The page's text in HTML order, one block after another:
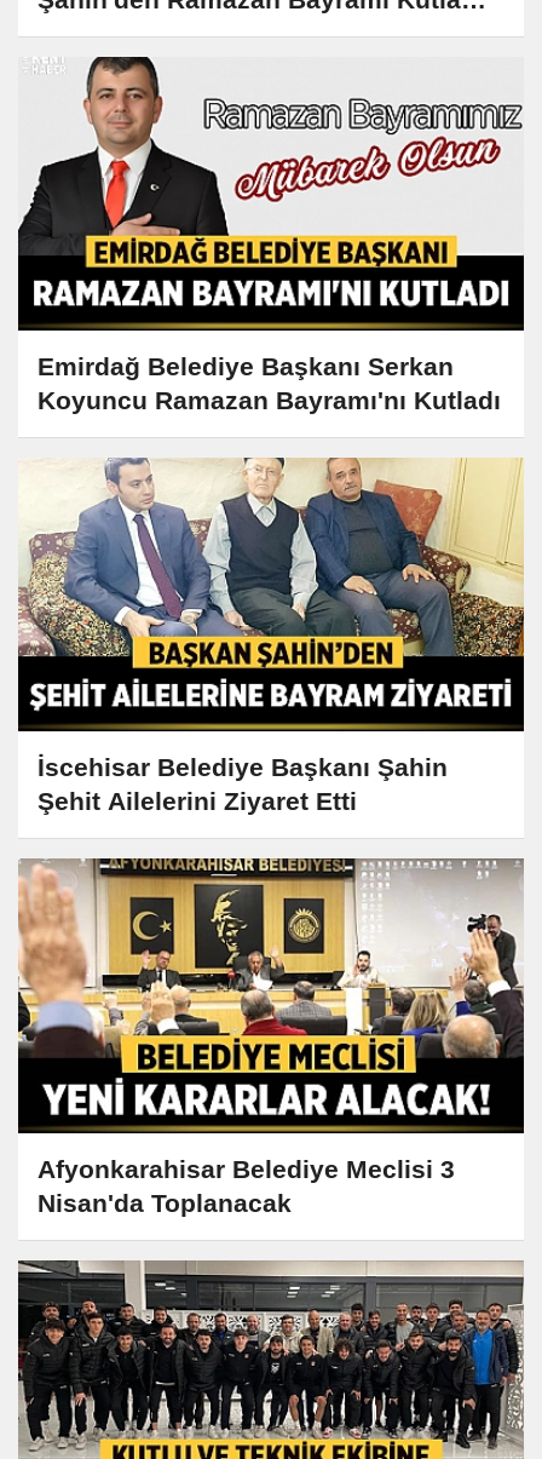
Mesajı
Emirdağ Belediye Başkanı Serkan
Koyuncu Ramazan Bayramı'nı Kutladı
İscehisar Belediye Başkanı Şahin
Şehit Ailelerini Ziyaret Etti
Afyonkarahisar Belediye Meclisi 3
Nisan'da Toplanacak